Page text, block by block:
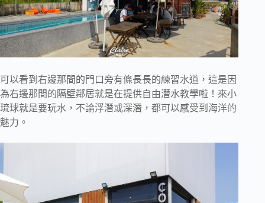
可以看到右邊那間的門口旁有條長長的練習水道，這是因
為右邊那間的隔壁鄰居就是在提供自由潛水教學啦！來小
琉球就是要玩水，不論浮潛或深潛，都可以感受到海洋的
魅力。